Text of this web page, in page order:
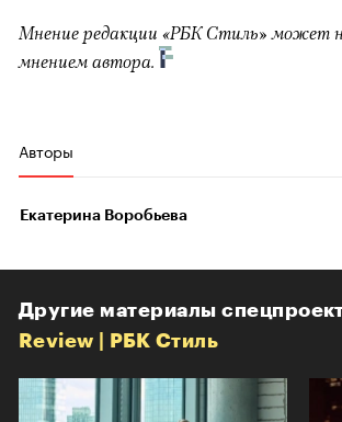
Мнение редакции «РБК Стиль» может
мнением автора.
Авторы
Екатерина Воробьева
Другие материалы
Review | РБК Стиль